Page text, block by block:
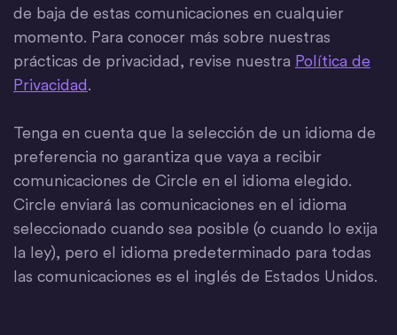
de baja de estas comunicaciones en cualquier
momento. Para conocer más sobre nuestras
prácticas de privacidad, revise nuestra Política de
Privacidad.
Tenga en cuenta que la selección de un idioma de
preferencia no garantiza que vaya a recibir
comunicaciones de Circle en el idioma elegido.
Circle enviará las comunicaciones en el idioma
seleccionado cuando sea posible (o cuando lo exija
la ley), pero el idioma predeterminado para todas
las comunicaciones es el inglés de Estados Unidos.